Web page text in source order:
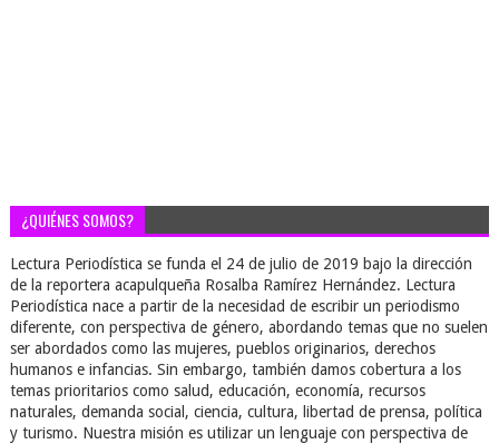
¿QUIÉNES SOMOS?
Lectura Periodística se funda el 24 de julio de 2019 bajo la dirección
de la reportera acapulqueña Rosalba Ramírez Hernández. Lectura
Periodística nace a partir de la necesidad de escribir un periodismo
diferente, con perspectiva de género, abordando temas que no suelen
ser abordados como las mujeres, pueblos originarios, derechos
humanos e infancias. Sin embargo, también damos cobertura a los
temas prioritarios como salud, educación, economía, recursos
naturales, demanda social, ciencia, cultura, libertad de prensa, política
y turismo. Nuestra misión es utilizar un lenguaje con perspectiva de